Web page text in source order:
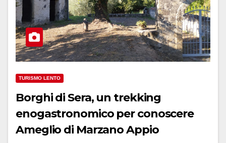
TURISMO LENTO
Borghi di Sera, un trekking
enogastronomico per conoscere
Ameglio di Marzano Appio